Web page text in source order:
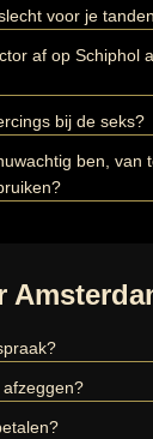
voor je
af op Schiphol
bij de seks?
ben, van